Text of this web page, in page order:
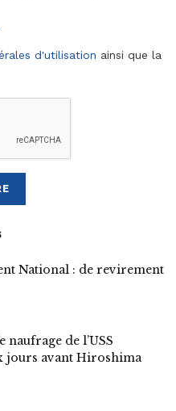
d'utilisation ainsi que la
National : de revirement
naufrage de l’USS
jours avant Hiroshima